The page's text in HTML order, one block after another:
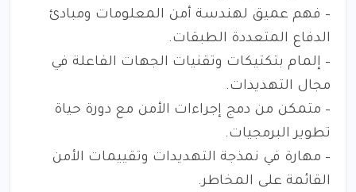
– فهم عميق لهندسة أمن المعلومات ومبادئ
الدفاع المتعددة الطبقات.
– إلمام بتكتيكات وتقنيات الجهات الفاعلة في
مجال التهديدات.
– متمكن من دمج إجراءات الأمن مع دورة حياة
تطوير البرمجيات.
– مهارة في نمذجة التهديدات وتقييمات الأمن
القائمة على المخاطر.